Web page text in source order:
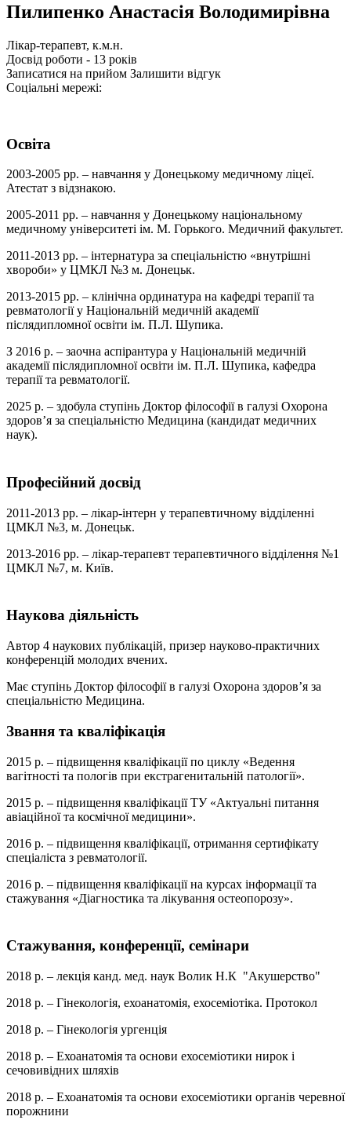
Пилипенко Анастасія Володимирівна
Лікар-терапевт, к.м.н.
Досвід роботи - 13 років
Записатися на прийом Залишити відгук
Соціальні мережі:
Освіта
2003-2005 рр. – навчання у Донецькому медичному ліцеї.
Атестат з відзнакою.
2005-2011 рр. – навчання у Донецькому національному
медичному університеті ім. М. Горького. Медичний факультет.
2011-2013 рр. – інтернатура за спеціальністю «внутрішні
хвороби» у ЦМКЛ №3 м. Донецьк.
2013-2015 рр. – клінічна ординатура на кафедрі терапії та
ревматології у Національній медичній академії
післядипломної освіти ім. П.Л. Шупика.
З 2016 р. – заочна аспірантура у Національній медичній
академії післядипломної освіти ім. П.Л. Шупика, кафедра
терапії та ревматології.
2025 р. – здобула ступінь Доктор філософії в галузі Охорона
здоров’я за спеціальністю Медицина (кандидат медичних
наук).
Професійний досвід
2011-2013 рр. – лікар-інтерн у терапевтичному відділенні
ЦМКЛ №3, м. Донецьк.
2013-2016 рр. – лікар-терапевт терапевтичного відділення №1
ЦМКЛ №7, м. Київ.
Наукова діяльність
Автор 4 наукових публікацій, призер науково-практичних
конференцій молодих вчених.
Має ступінь Доктор філософії в галузі Охорона здоров’я за
спеціальністю Медицина.
Звання та кваліфікація
2015 р. – підвищення кваліфікації по циклу «Ведення
вагітності та пологів при екстрагенитальній патології».
2015 р. – підвищення кваліфікації ТУ «Актуальні питання
авіаційної та космічної медицини».
2016 р. – підвищення кваліфікації, отримання сертифікату
спеціаліста з ревматології.
2016 р. – підвищення кваліфікації на курсах інформації та
стажування «Діагностика та лікування остеопорозу».
Стажування, конференції, семінари
2018 р. – лекція канд. мед. наук Волик Н.К "Акушерство"
2018 р. – Гінекологія, ехоанатомія, ехосеміотіка. Протокол
2018 р. – Гінекологія ургенція
2018 р. – Ехоанатомія та основи ехосеміотики нирок і
сечовивідних шляхів
2018 р. – Ехоанатомія та основи ехосеміотики органів черевної
порожнини